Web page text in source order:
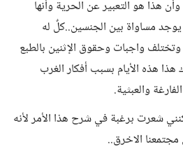
هذا هو التعبير عن الحرية وأنها
مساواة بين الجنسين..كلٌ له
واجبات وحقوق الإثنين بالطبع
هذه الأيام بسبب أفكار الغرب
والعبثية.
شعرت برغبة في شرح هذا الأمر لأنه
الاخرق..